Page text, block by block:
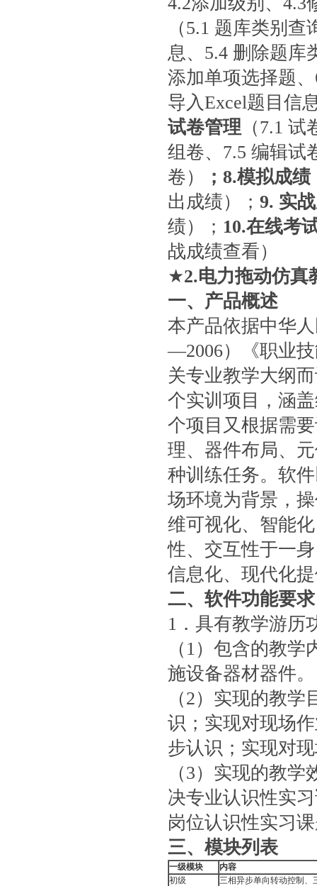
（5.1 题库类别
息、5.4 删除题库
添加单项选择题
导入Excel题目信
试卷管理 （7.1
组卷、7.5 编辑试
卷）
； 8.模拟成绩
出成绩）； 9. 实
绩）； 10.在线考
战成绩查看）
★2.电力拖动仿真
一、产品概述
本产品依据中华
—2006）《职业
关专业教学大纲
个实训项目，涵
个项目又根据需
理、器件布局、
种训练任务。软
场环境为背景，
维可视化、智能
性、交互性于一
信息化、现代化
二、软件功能要求
1．具有教学游历
（1）包含的教
施设备器材器件。
（2）实现的教
识；实现对现场
步认识；实现对
（3）实现的教
决专业认识性实
岗位认识性实习
三、模块列表
一级模块
内容
初级
三相异步单向转动控制、